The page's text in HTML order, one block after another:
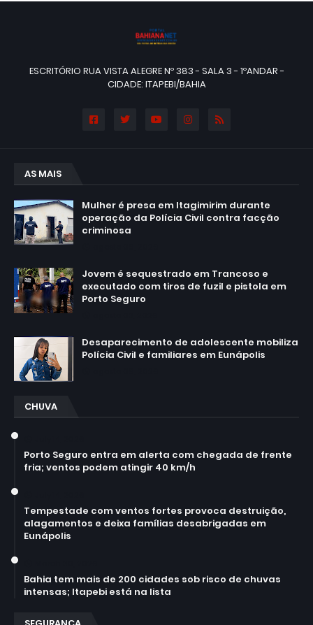
ESCRITÓRIO RUA VISTA ALEGRE Nº 383 - SALA 3 - 1ºANDAR -
CIDADE: ITAPEBI/BAHIA
AS MAIS
Mulher é presa em Itagimirim durante
operação da Polícia Civil contra facção
criminosa
Jovem é sequestrado em Trancoso e
executado com tiros de fuzil e pistola em
Porto Seguro
Desaparecimento de adolescente mobiliza
Polícia Civil e familiares em Eunápolis
CHUVA
Porto Seguro entra em alerta com chegada de frente
fria; ventos podem atingir 40 km/h
Tempestade com ventos fortes provoca destruição,
alagamentos e deixa famílias desabrigadas em
Eunápolis
Bahia tem mais de 200 cidades sob risco de chuvas
intensas; Itapebi está na lista